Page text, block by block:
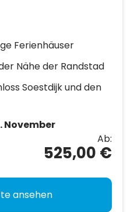
Ferienhäuser
Nähe der Randstad
Soestdijk und den
November
Ab:
525,00 €
ansehen